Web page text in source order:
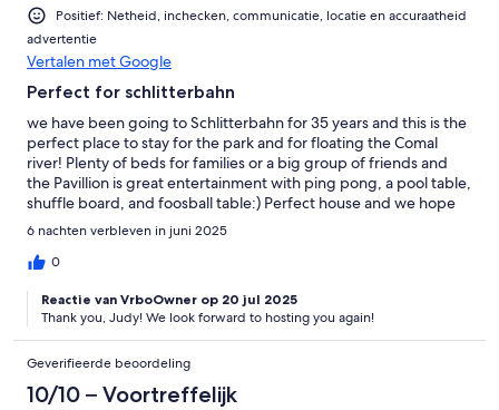
Positief: Netheid, inchecken, communicatie, locatie en accuraatheid
advertentie
Vertalen met Google
Perfect for schlitterbahn
we have been going to Schlitterbahn for 35 years and this is the
perfect place to stay for the park and for floating the Comal
river! Plenty of beds for families or a big group of friends and
the Pavillion is great entertainment with ping pong, a pool table,
shuffle board, and foosball table:) Perfect house and we hope
to be back next year!!
6 nachten verbleven in juni 2025
0
Reactie van VrboOwner op 20 jul 2025
Thank you, Judy! We look forward to hosting you again!
Geverifieerde beoordeling
10/10 – Voortreffelijk